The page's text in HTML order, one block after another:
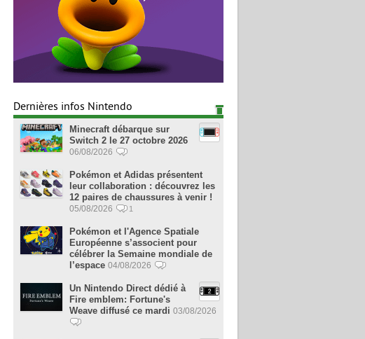
Dernières infos Nintendo
Minecraft débarque sur
Switch 2 le 27 octobre 2026
06/08/2026
Pokémon et Adidas présentent
leur collaboration : découvrez les
12 paires de chaussures à venir !
05/08/2026 1
Pokémon et l'Agence Spatiale
Européenne s’associent pour
célébrer la Semaine mondiale de
l’espace 04/08/2026
Un Nintendo Direct dédié à
Fire emblem: Fortune's
Weave diffusé ce mardi 03/08/2026